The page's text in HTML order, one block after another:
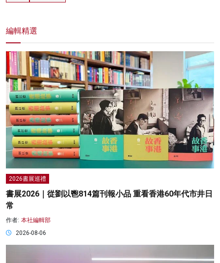
編輯精選
2026書展巡禮
書展2026｜從劉以鬯814篇刊報小品 重看香港60年代市井日
常
作者: 本社編輯部
2026-08-06